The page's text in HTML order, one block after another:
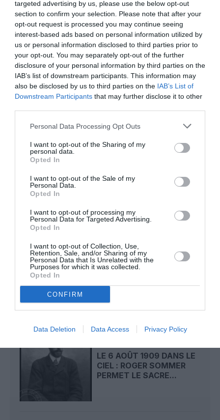
targeted advertising by us, please use the below opt-out
section to confirm your selection. Please note that after your
opt-out request is processed you may continue seeing
interest-based ads based on personal information utilized by
us or personal information disclosed to third parties prior to
your opt-out. You may separately opt-out of the further
disclosure of your personal information by third parties on the
IAB’s list of downstream participants. This information may
also be disclosed by us to third parties on the IAB’s List of
Downstream Participants that may further disclose it to other
Personal Data Processing Opt Outs
I want to opt-out of the Sharing of my
personal data.
Opted In
I want to opt-out of the Sale of my
Personal Data.
Opted In
I want to opt-out of processing my
Personal Data for Targeted Advertising.
Opted In
I want to opt-out of Collection, Use,
Retention, Sale, and/or Sharing of my
Personal Data that Is Unrelated with the
Purposes for which it was collected.
Opted In
CONFIRM
Data Deletion Data Access Privacy Policy
DERNIERS COMMENTAIRES
Biznessa commenté l'article :
Pointe‑à‑Pitre – Panama City : Air France ouvre un pont
aérien vers l’Amérique latine
Airbus doit accélérer avec 90 avions par mois
nécessaires pour atteindre son objectif
histoire de l'aviation
LIRE AUSSI
LE 7 AOÛT 1909 DANS LE
CIEL : ROGER SOMMER
L’ACTUALITÉ
LE 6 AOÛT 1909 DANS LE
CIEL : ROGER SOMMER
PERMET LE SACRE...